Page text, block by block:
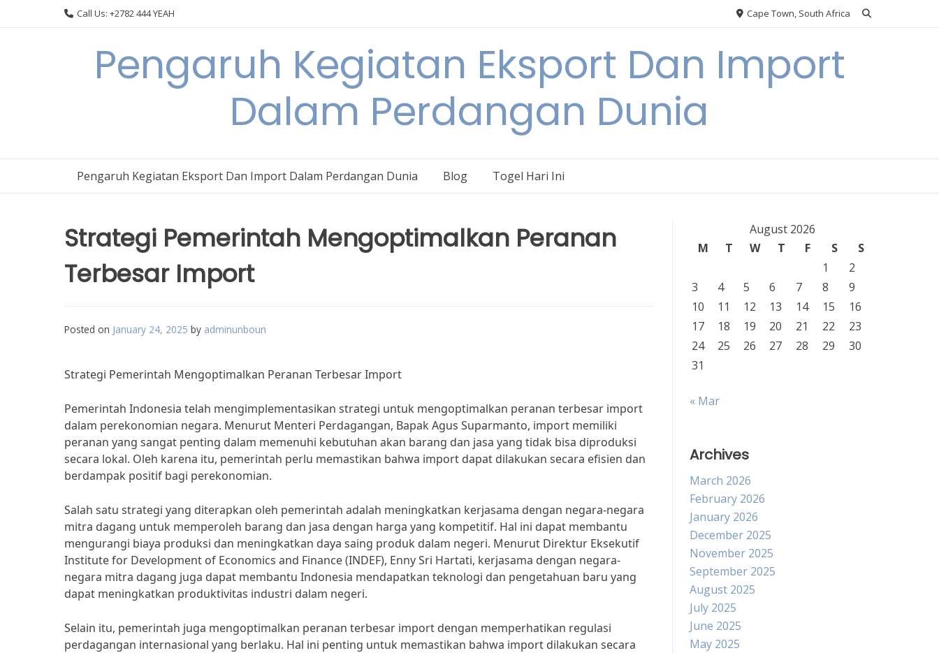
Call Us: +2782 444 YEAH Cape Town, South Africa
Pengaruh Kegiatan Eksport Dan Import
Dalam Perdangan Dunia
Pengaruh Kegiatan Eksport Dan Import Dalam Perdangan Dunia Blog Togel Hari Ini
Strategi Pemerintah Mengoptimalkan Peranan
Terbesar Import
Posted on January 24, 2025 by adminunboun
Strategi Pemerintah Mengoptimalkan Peranan Terbesar Import
Pemerintah Indonesia telah mengimplementasikan strategi untuk mengoptimalkan peranan terbesar import
dalam perekonomian negara. Menurut Menteri Perdagangan, Bapak Agus Suparmanto, import memiliki
peranan yang sangat penting dalam memenuhi kebutuhan akan barang dan jasa yang tidak bisa diproduksi
secara lokal. Oleh karena itu, pemerintah perlu memastikan bahwa import dapat dilakukan secara efisien dan
berdampak positif bagi perekonomian.
Salah satu strategi yang diterapkan oleh pemerintah adalah meningkatkan kerjasama dengan negara-negara
mitra dagang untuk memperoleh barang dan jasa dengan harga yang kompetitif. Hal ini dapat membantu
mengurangi biaya produksi dan meningkatkan daya saing produk dalam negeri. Menurut Direktur Eksekutif
Institute for Development of Economics and Finance (INDEF), Enny Sri Hartati, kerjasama dengan negara-
negara mitra dagang juga dapat membantu Indonesia mendapatkan teknologi dan pengetahuan baru yang
dapat meningkatkan produktivitas industri dalam negeri.
Selain itu, pemerintah juga mengoptimalkan peranan terbesar import dengan memperhatikan regulasi
perdagangan internasional yang berlaku. Hal ini penting untuk memastikan bahwa import dilakukan secara
August 2026
M
T W T F S
S
1
2
3
4 5 6 7 8
9
10
11 12 13 14 15
16
17
18 19 20 21 22
23
24
25 26 27 28 29
30
31
« Mar
Archives
March 2026
February 2026
January 2026
December 2025
November 2025
September 2025
August 2025
July 2025
June 2025
May 2025